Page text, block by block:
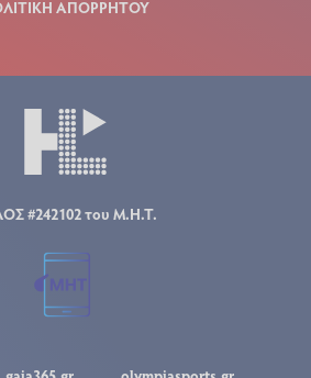
ΑΠΟΡΡΗΤΟΥ
#242102 του Μ.Η.Τ.